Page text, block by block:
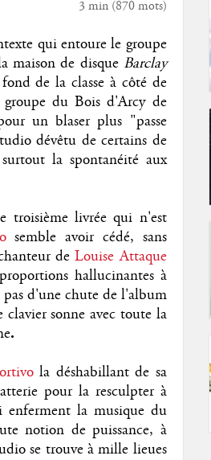
3 min(870mots)
qui entoure le groupe
maison de disque Barclay
de la classe à côté de
du Bois d'Arcy de
un blaser plus "passe
dévêtu de certains de
la spontanéité aux
troisième livrée qui n'est
semble avoir cédé, sans
deLouise Attaque
hallucinantes à
d'une chute de l'album
sonne avec toute la
.
la déshabillant de sa
pour la resculpter à
enferment la musique du
notion de puissance, à
se trouve à mille lieues